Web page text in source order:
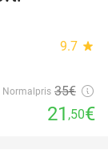
9.7 star
Normalpris 35€
21 ,50€